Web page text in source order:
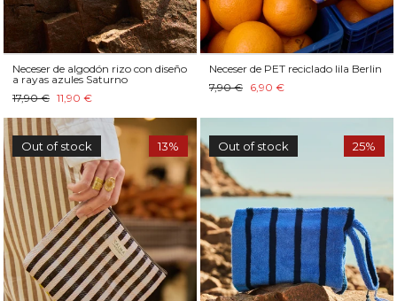
Neceser de algodón rizo con diseño
a rayas azules Saturno
17,90 € 11,90 €
Neceser de PET reciclado lila Berlin
7,90 € 6,90 €
Out of stock 13% Out of stock 25%